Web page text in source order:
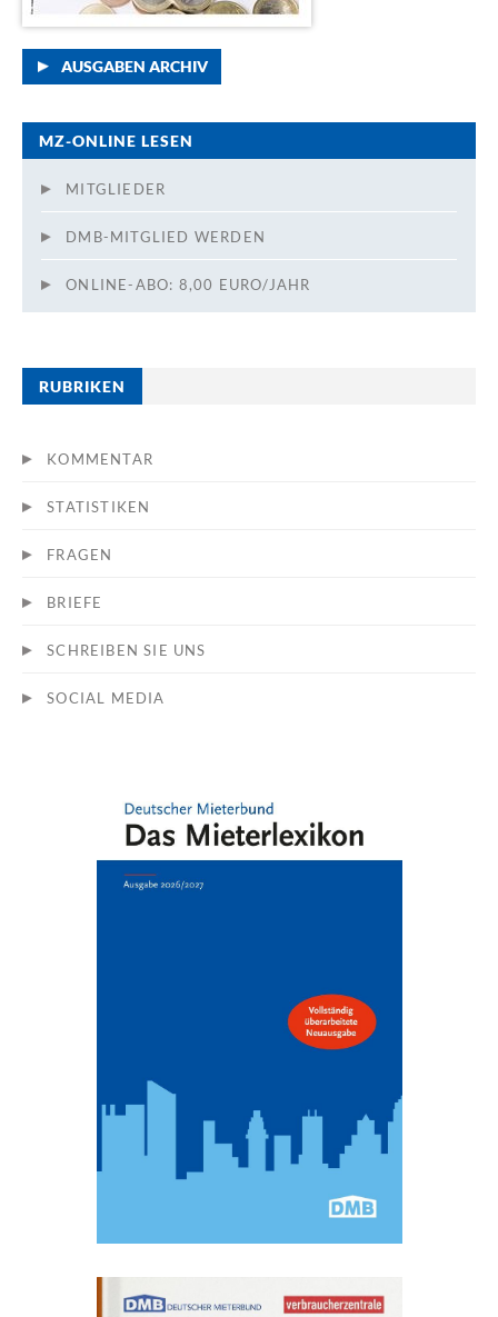
AUSGABEN ARCHIV
MZ-ONLINE LESEN
MITGLIEDER
DMB-MITGLIED WERDEN
ONLINE-ABO: 8,00 EURO/JAHR
RUBRIKEN
KOMMENTAR
STATISTIKEN
FRAGEN
BRIEFE
SCHREIBEN SIE UNS
SOCIAL MEDIA